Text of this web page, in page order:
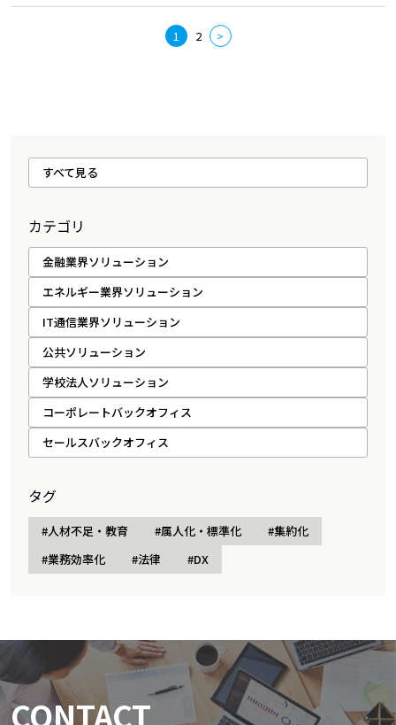
1 2 >
すべて見る
カテゴリ
金融業界ソリューション
エネルギー業界ソリューション
IT通信業界ソリューション
公共ソリューション
学校法人ソリューション
コーポレートバックオフィス
セールスバックオフィス
タグ
#人材不足・教育 #属人化・標準化
#集約化
#業務効率化
#法律 #DX
CONTACT